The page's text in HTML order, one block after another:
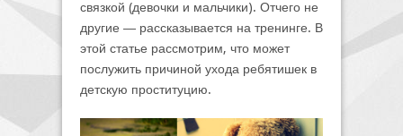
связкой (девочки и мальчики). Отчего не
другие ― рассказывается на тренинге. В
этой статье рассмотрим, что может
послужить причиной ухода ребятишек в
детскую проституцию.